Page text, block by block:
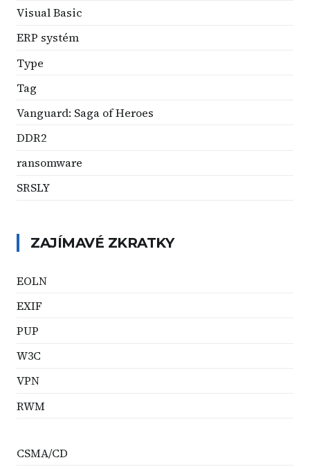
Visual Basic
ERP systém
Type
Tag
Vanguard: Saga of Heroes
DDR2
ransomware
SRSLY
ZAJÍMAVÉ ZKRATKY
EOLN
EXIF
PUP
W3C
VPN
RWM
CSMA/CD